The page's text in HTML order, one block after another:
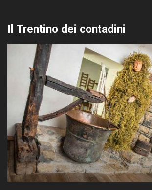
Il Trentino dei contadini